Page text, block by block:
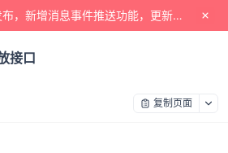
新版「开放接口」现已发布，新增消息事件推送功能，更新人人商城至V5.32.0体验！
接口
复制页面